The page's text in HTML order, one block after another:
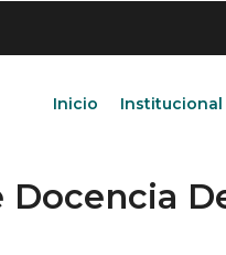
Inicio Institucional
Docencia